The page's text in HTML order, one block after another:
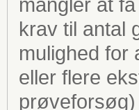
mangler at
krav til antal
mulighed for
eller flere